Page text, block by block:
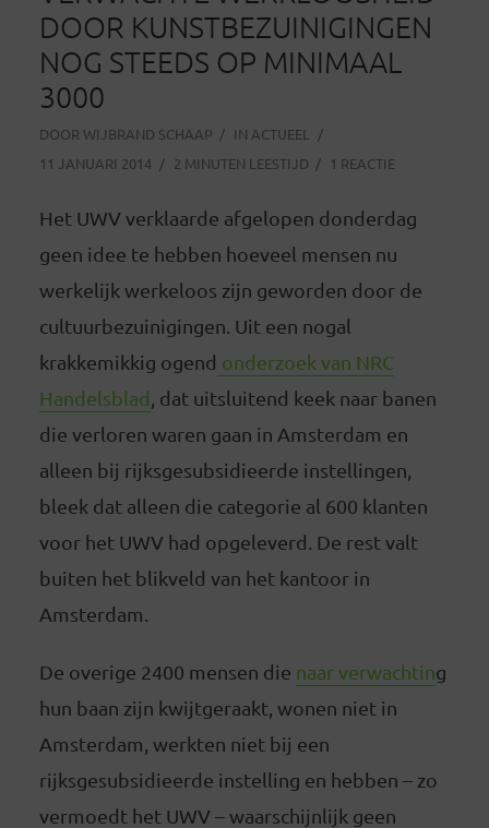
DOOR KUNSTBEZUINIGINGEN
NOG STEEDS OP MINIMAAL
3000
DOOR WIJBRAND SCHAAP IN ACTUEEL
11 JANUARI 2014
2 MINUTEN LEESTIJD 1 REACTIE
Het UWV verklaarde afgelopen donderdag
geen idee te hebben hoeveel mensen nu
werkelijk werkeloos zijn geworden door de
cultuurbezuinigingen. Uit een nogal
krakkemikkig ogend onderzoek van NRC
Handelsblad , dat uitsluitend keek naar banen
die verloren waren gaan in Amsterdam en
alleen bij rijksgesubsidieerde instellingen,
bleek dat alleen die categorie al 600 klanten
voor het UWV had opgeleverd. De rest valt
buiten het blikveld van het kantoor in
Amsterdam.
De overige 2400 mensen die naar verwachting
hun baan zijn kwijtgeraakt, wonen niet in
Amsterdam, werkten niet bij een
rijksgesubsidieerde instelling en hebben – zo
vermoedt het UWV – waarschijnlijk geen